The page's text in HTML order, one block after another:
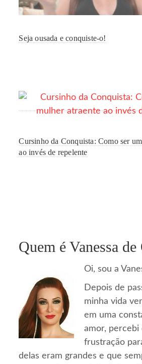
Seja ousada e conquiste-o!
Cursinho da Conquista: Como ser
ao invés de repelente
Quem é Vanessa
Oi, sou a
Depois de
minha vida
em uma
amor, percebi
frustração
delas eram grandes e que